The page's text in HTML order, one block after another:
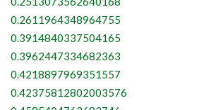
0.2611964348964755
0.3914840337504165
0.3962447334682363
0.4218897969351557
0.42375812802003576